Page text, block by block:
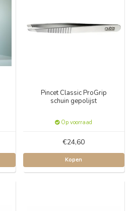
Pincet Classic ProGrip
schuin gepolijst
Op voorraad
€24,60
Kopen